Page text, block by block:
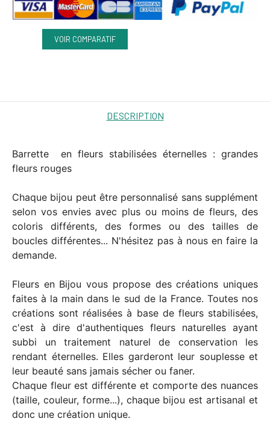
VOIR COMPARATIF
DESCRIPTION
Barrette en fleurs stabilisées éternelles : grandes
fleurs rouges
Chaque bijou peut être personnalisé sans supplément
selon vos envies avec plus ou moins de fleurs, des
coloris différents, des formes ou des tailles de
boucles différentes... N'hésitez pas à nous en faire la
demande.
Fleurs en Bijou vous propose des créations uniques
faites à la main dans le sud de la France. Toutes nos
créations sont réalisées à base de fleurs stabilisées,
c'est à dire d'authentiques fleurs naturelles ayant
subbi un traitement naturel de conservation les
rendant éternelles. Elles garderont leur souplesse et
leur beauté sans jamais sécher ou faner.
Chaque fleur est différente et comporte des nuances
(taille, couleur, forme...), chaque bijou est artisanal et
donc une création unique.